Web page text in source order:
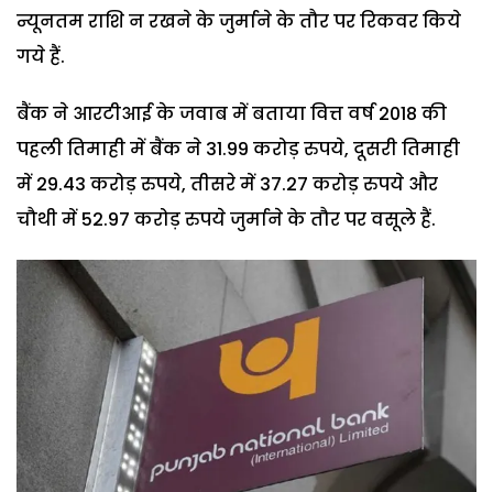
न्यूनतम राशि न रखने के जुर्माने के तौर पर रिकवर किये
गये हैं.
बैंक ने आरटीआई के जवाब में बताया वित्त वर्ष 2018 की
पहली तिमाही में बैंक ने 31.99 करोड़ रुपये, दूसरी तिमाही
में 29.43 करोड़ रुपये, तीसरे में 37.27 करोड़ रुपये और
चौथी में 52.97 करोड़ रुपये जुर्माने के तौर पर वसूले हैं.